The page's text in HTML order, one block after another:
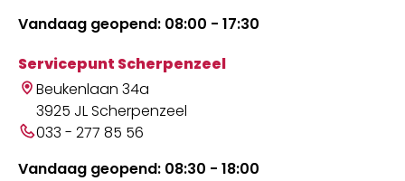
Vandaag geopend: 08:00 - 17:30
Servicepunt Scherpenzeel
Beukenlaan 34a
3925 JL Scherpenzeel
033 - 277 85 56
Vandaag geopend: 08:30 - 18:00